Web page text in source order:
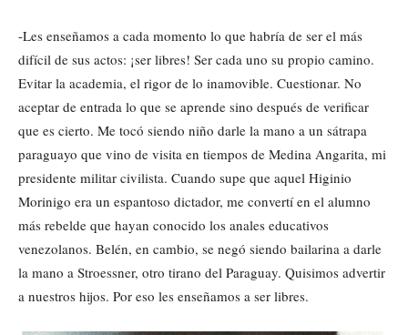
-Les enseñamos a cada momento lo que habría de ser el más
difícil de sus actos: ¡ser libres! Ser cada uno su propio camino.
Evitar la academia, el rigor de lo inamovible. Cuestionar. No
aceptar de entrada lo que se aprende sino después de verificar
que es cierto. Me tocó siendo niño darle la mano a un sátrapa
paraguayo que vino de visita en tiempos de Medina Angarita, mi
presidente militar civilista. Cuando supe que aquel Higinio
Morinigo era un espantoso dictador, me convertí en el alumno
más rebelde que hayan conocido los anales educativos
venezolanos. Belén, en cambio, se negó siendo bailarina a darle
la mano a Stroessner, otro tirano del Paraguay. Quisimos advertir
a nuestros hijos. Por eso les enseñamos a ser libres.